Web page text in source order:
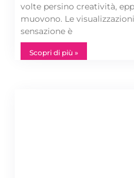
volte persino creatività,
muovono. Le
sensazione è
Scopri di più »